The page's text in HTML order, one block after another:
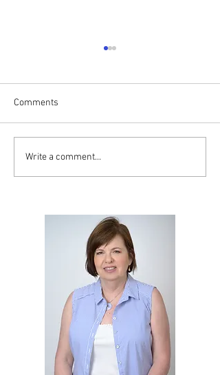
במידה ועברנו התעללות
נרקיסיסטית אנחנו צריכים
Comments
Write a comment...